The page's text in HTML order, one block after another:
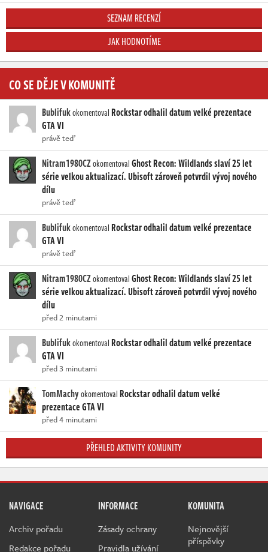
SEZNAM RECENZÍ
JAK HODNOTÍME
CO SE DĚJE V KOMUNITĚ
Bublifukokomentoval Rockstar odhalil datum velké prezentace
GTA VI
právě teď
Nitram1980CZokomentovalGhost Recon: Wildlands slaví 25 let
série velkou aktualizací. Ubisoft zároveň potvrdil vývoj nového
dílu
právě teď
Bublifukokomentoval Rockstar odhalil datum velké prezentace
GTA VI
právě teď
Nitram1980CZokomentovalGhost Recon: Wildlands slaví 25 let
série velkou aktualizací. Ubisoft zároveň potvrdil vývoj nového
dílu
před 2 minutami
Bublifukokomentoval Rockstar odhalil datum velké prezentace
GTA VI
před 3 minutami
TomMachyokomentoval Rockstar odhalil datum velké
prezentace GTA VI
před 4 minutami
PŘEHLED AKTIVITY KOMUNITY
NAVIGACE
Archiv pořadu
Redakce pořadu
INFORMACE
Zásady ochrany
Pravidla užívání
KOMUNITA
Nejnovější
příspěvky